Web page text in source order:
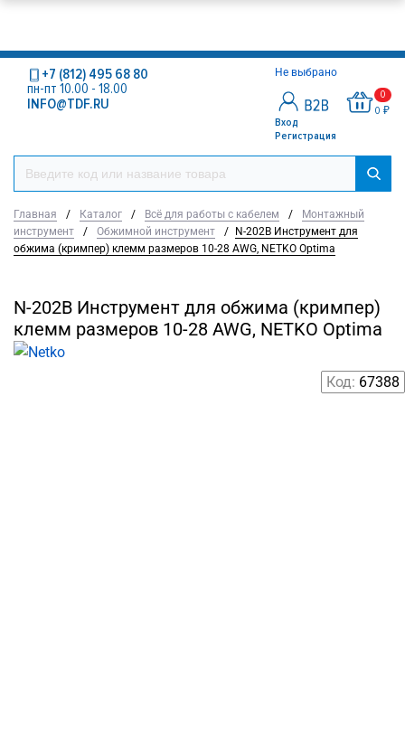
Не выбрано
Вход
Регистрация
0
0 ₽
+7 (812) 495 68 80
пн-пт 10.00 - 18.00
INFO@TDF.RU
Главная / Каталог / Всё для работы с кабелем /
Монтажный
инструмент
/ Обжимной инструмент /
N-202B Инструмент для
обжима (кримпер) клемм размеров 10-28 AWG, NETKO Optima
N-202B Инструмент для обжима (кримпер)
клемм размеров 10-28 AWG, NETKO Optima
Код: 67388